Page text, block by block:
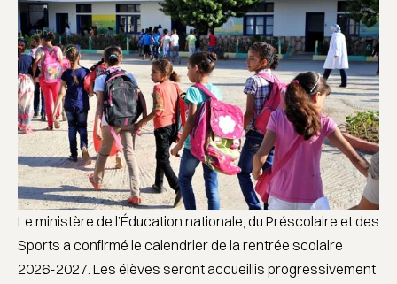
Le ministère de l’Éducation nationale, du Préscolaire et des
Sports a confirmé le calendrier de la rentrée scolaire
2026-2027. Les élèves seront accueillis progressivement